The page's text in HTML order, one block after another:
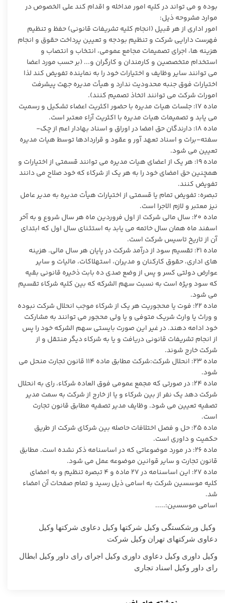
بوده و می تواند در کلیه امور مداخله و اقدام کند علی الخصوص در
موارد مشروحه ذیل:
امور اداری از هر قبیل (انجام کلیه تشریفات قانونی) حفظ و تنظیم
فهرست دارایی شرکت و تنظیم بودجه و تعیین پرداخت حقوق و انجام
هزینه ها، اجرای تصمیمات مجامع عمومی، انتخاب و انتصاب و
استخدام متخصصین و کارمندان و کارگران و... (بر حسب مورد اعضا
می توانند سایر وظایف و اختیارات خود را به نماینده تفویض کند لذا
اختیارات فوق جنبه محدودیت ندارد و هیأت مدیره جهت پیشرفت
امورات شرکت می توانند اتخاذ تصمیم کنند).
ماده 17: جلسات هیات مدیره با حضور اکثریت اعضاء تشکیل و رسمیت
می یابد و تصمیمات هیات مدیره با اکثریت آراء معتبر است.
ماده 18: دارندگان حق امضا در اوراق و اسناد بهادار اعم از چک-
سفته-برات و اسناد تعهد آور و عقود و قراردادها توسط هیات مدیره
تعیین می شود.
ماده 19: هر یک از اعضای هیات مدیره می توانند قسمتی از اختیارات و
همچنین حق امضای خود را به هر یک از شرکاء که خود صلاح می دانند
تفویض کنند.
تبصره: تفویض تمام یا قسمتی از اختیارات هیأت مدیره به مدیر عامل
نیز معتبر و لازم الاجرا است.
ماده 20: سال مالی شرکت از اول فروردین ماه هر سال شروع و به آخر
اسفند ماه همان سال خاتمه می یابد به استثنای سال اول که ابتدای
آن از تاریخ تاسیس شرکت است.
ماده 21: تقسیم سود از درآمد شرکت در پایان هر سال مالی. هزینه
های اداری، حقوق کارکنان و مدیران، استهلاکات، مالیات و سایر
عوارض دولتی کسر و پس از وضع صدی ده بابت ذخیره قانونی بقیه
که سود ویژه است به نسبت سهم الشرکه که بین کلیه شرکاء تقسیم
می شود.
ماده 22: فوت یا محجوریت هر یک از شرکاء موجب انحلال شرکت نبوده
و وراث یا وارث شریک متوفی و یا ولی محجور می توانند به مشارکت
خود ادامه دهند. در غیر این صورت بایستی سهم الشرکه خود را پس
از انجام تشریفات قانونی دریافت و یا به شرکاء دیگر منتقل و از
شرکت خارج شوند.
ماده 23: انحلال شرکت:شرکت مطابق ماده 114 قانون تجارت منحل می
شود.
ماده 24: در صورتی که مجمع عمومی فوق العاده شرکاء، رای به انحلال
شرکت دهد یک نفر از بین شرکاء و یا از خارج از شرکت به سمت مدیر
تصفیه تعیین می شود. وظایف مدیر تصفیه مطابق قانون تجارت
است.
ماده 25: حل و فصل اختلافات حاصله بین شرکای شرکت از طریق
حکمیت و داوری است.
ماده 26: در مورد موضوعاتی که در اساسنامه ذکر نشده است. مطابق
قانون تجارت و سایر قوانین موضوعه عمل می شود.
ماده 27: این اساسنامه در 27 ماده و 4 تبصره تنظیم و به امضای
کلیه موسسین شرکت به اسامی ذیل رسید و تمام صفحات آن امضاء
شد.
اسامی موسسین:.....
وکیل ورشکستگی وکیل شرکتها وکیل دعاوی شرکتها وکیل
دعاوی شرکتهای تهران وکیل شرکت
وکیل داوری وکیل دعاوی داوری وکیل اجرای رای داور وکیل ابطال
رای داور وکیل اسناد تجاری